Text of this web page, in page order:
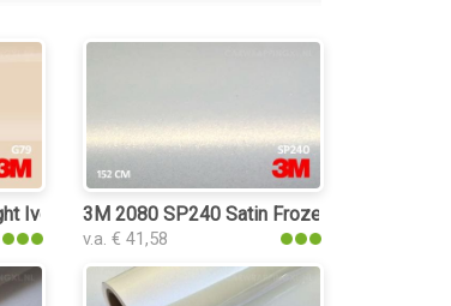
Ivory car wrap folie
3M 2080 SP240 Satin Frozen Vanilla car
v.a. € 41,58